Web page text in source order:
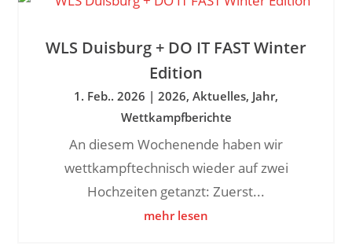
WLS Duisburg + DO IT FAST Winter
Edition
1. Feb.. 2026 | 2026, Aktuelles, Jahr,
Wettkampfberichte
An diesem Wochenende haben wir
wettkampftechnisch wieder auf zwei
Hochzeiten getanzt: Zuerst...
mehr lesen